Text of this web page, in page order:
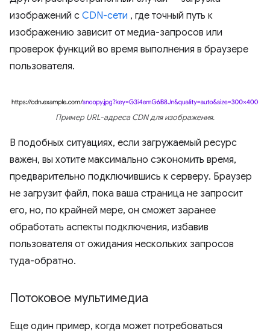
изображений с CDN-сети , где точный путь к
изображению зависит от медиа-запросов или
проверок функций во время выполнения в браузере
пользователя.
Пример URL-адреса CDN для изображения.
В подобных ситуациях, если загружаемый ресурс
важен, вы хотите максимально сэкономить время,
предварительно подключившись к серверу. Браузер
не загрузит файл, пока ваша страница не запросит
его, но, по крайней мере, он сможет заранее
обработать аспекты подключения, избавив
пользователя от ожидания нескольких запросов
туда-обратно.
Потоковое мультимедиа
Еще один пример, когда может потребоваться